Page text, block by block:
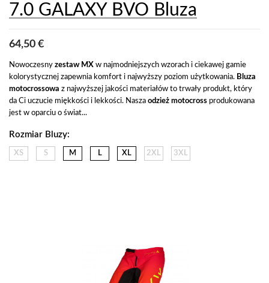
7.0 GALAXY BVO Bluza
64,50 €
Nowoczesny zestaw MX w najmodniejszych wzorach i ciekawej gamie
kolorystycznej zapewnia komfort i najwyższy poziom użytkowania. Bluza
motocrossowa z najwyższej jakości materiałów to trwały produkt, który
da Ci uczucie miękkości i lekkości. Nasza odzież motocross produkowana
jest w oparciu o świat...
Rozmiar Bluzy:
XS S M L XL 2XL 3XL